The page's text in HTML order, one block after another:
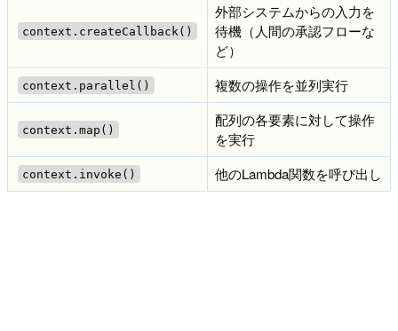
context.createCallback()
外部システムからの入力を
待機（人間の承認フローな
ど）
context.parallel() 複数の操作を並列実行
context.map()
配列の各要素に対して操作
を実行
context.invoke() 他のLambda関数を呼び出し